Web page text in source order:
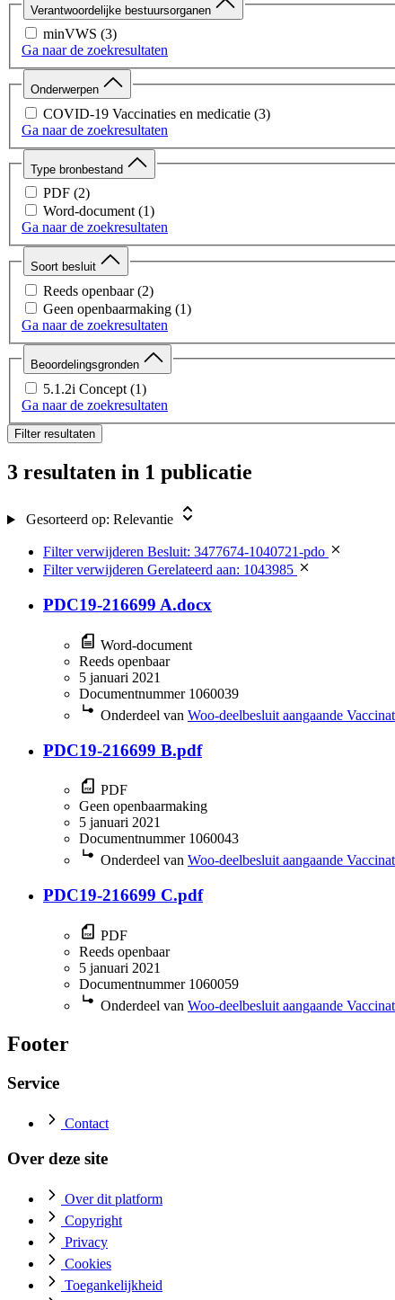
Verantwoordelijke bestuursorganen
minVWS (3)
Ga naar de zoekresultaten
Onderwerpen
COVID-19 Vaccinaties en medicatie (3)
Ga naar de zoekresultaten
Type bronbestand
PDF (2)
Word-document (1)
Ga naar de zoekresultaten
Soort besluit
Reeds openbaar (2)
Geen openbaarmaking (1)
Ga naar de zoekresultaten
Beoordelingsgronden
5.1.2i Concept (1)
Ga naar de zoekresultaten
Filter resultaten
3 resultaten in 1 publicatie
Gesorteerd op: Relevantie
Filter verwijderen Besluit: 3477674-1040721-pdo
Filter verwijderen Gerelateerd aan: 1043985
PDC19-216699 A.docx
Word-document
Reeds openbaar
5 januari 2021
Documentnummer 1060039
Onderdeel van Woo-deelbesluit aangaande
PDC19-216699 B.pdf
PDF
Geen openbaarmaking
5 januari 2021
Documentnummer 1060043
Onderdeel van Woo-deelbesluit aangaande
PDC19-216699 C.pdf
PDF
Reeds openbaar
5 januari 2021
Documentnummer 1060059
Onderdeel van Woo-deelbesluit aangaande
Footer
Service
Contact
Over deze site
Over dit platform
Copyright
Privacy
Cookies
Toegankelijkheid